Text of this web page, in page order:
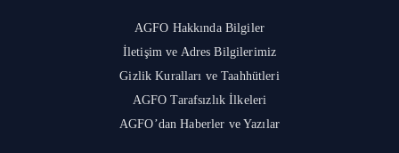
AGFO Hakkında Bilgiler
İletişim ve Adres Bilgilerimiz
Gizlik Kuralları ve Taahhütleri
AGFO Tarafsızlık İlkeleri
AGFO’dan Haberler ve Yazılar